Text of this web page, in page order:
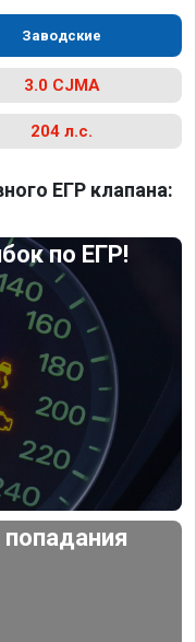
Заводские
3.0 CJMA
204 л.с.
ЕГР клапана:
по ЕГР!